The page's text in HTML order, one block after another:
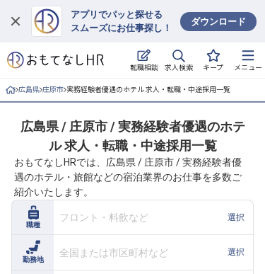
アプリでパッと探せる
スムーズにお仕事探し！
ダウンロード
転職相談 求人検索 キープ メニュー
ログイン
求人・施設を探す
就職・転職 合同説明会
おもてなしHRについて
ご利用の流れ
よくある質問
広島県 庄原市 実務経験者優遇のホテル 求人・転職・中途採用一覧
広島県 / 庄原市 / 実務経験者優遇のホテ
ル 求人・転職・中途採用一覧
おもてなしHRでは、広島県 / 庄原市 / 実務経験者優
遇のホテル・旅館などの宿泊業界のお仕事を多数ご
紹介いたします。
職種
フロント・料飲など 選択
勤務地
全国または市区町村など 選択